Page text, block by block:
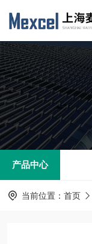
产品中心
当前位置： 首页